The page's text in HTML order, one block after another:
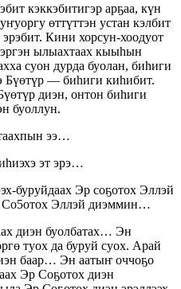
кэккэбитигэр арҕаа, күн
өттүттэн устан кэлбит
Кини хорсун-хоодуот
ылыахтаах кыыһын
суон дурда буолан, биһиги
Бүөтүр — биһиги киһибит.
диэн, онтон биһиги
буоллун.
ээ…
эт эрэ…
Эр соҕотох Эллэй
Со5отох Эллэй диэммин…
диэн буолбатах… Эн
туох да буруй суох. Арай
баар… Эн аатыҥ оччоҕо
Эр Соҕотох диэн